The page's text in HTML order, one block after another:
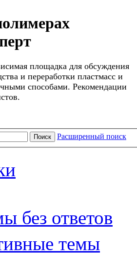
площадка для обсуждения
и переработки пластмасс и
способами. Рекомендации
Поиск Расширенный поиск
без ответов
темы